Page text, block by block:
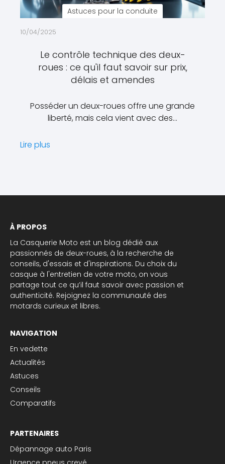
Astuces pour la conduite
10/04/2025
Le contrôle technique des deux-
roues : ce qu'il faut savoir sur prix,
délais et amendes
Posséder un deux-roues offre une grande
liberté, mais cela vient avec des…
Lire plus
À PROPOS
La Casquerie Moto est un blog dédié aux
passionnés de deux-roues, à la recherche de
conseils, d'essais et d'inspirations. Du choix du
casque à l'entretien de votre moto, on vous
partage tout ce qu’il faut savoir avec passion et
authenticité. Rejoignez la communauté des
motards curieux et libres.
NAVIGATION
En vedette
Actualités
Astuces
Conseils
Comparatifs
PARTENAIRES
Dépannage auto Paris